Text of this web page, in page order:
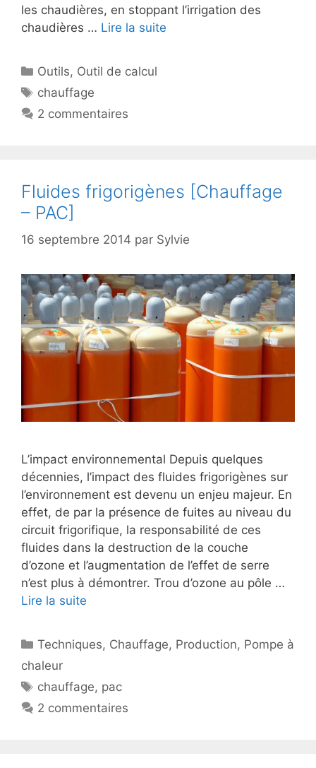
les chaudières, en stoppant l’irrigation des
chaudières … Lire la suite
Catégories
Outils, Outil de calcul
Étiquettes
chauffage
2 commentaires
Fluides frigorigènes [Chauffage
– PAC]
16 septembre 2014 par Sylvie
L’impact environnemental Depuis quelques
décennies, l’impact des fluides frigorigènes sur
l’environnement est devenu un enjeu majeur. En
effet, de par la présence de fuites au niveau du
circuit frigorifique, la responsabilité de ces
fluides dans la destruction de la couche
d’ozone et l’augmentation de l’effet de serre
n’est plus à démontrer. Trou d’ozone au pôle …
Lire la suite
Catégories
Techniques, Chauffage, Production, Pompe à
chaleur
Étiquettes
chauffage, pac
2 commentaires